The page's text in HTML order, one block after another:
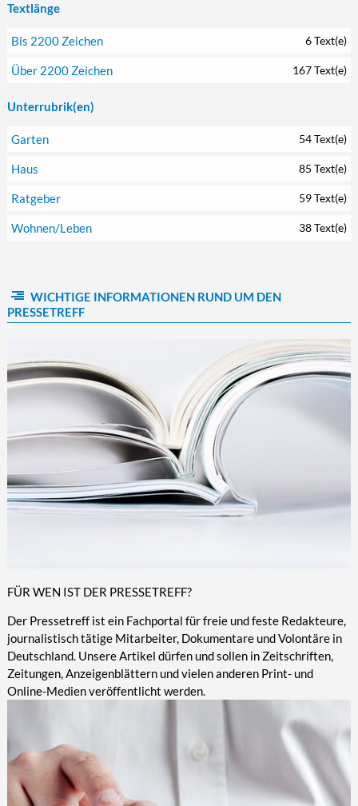
Textlänge
Bis 2200 Zeichen 6 Text(e)
Über 2200 Zeichen 167 Text(e)
Unterrubrik(en)
Garten 54 Text(e)
Haus 85 Text(e)
Ratgeber 59 Text(e)
Wohnen/Leben 38 Text(e)
WICHTIGE INFORMATIONEN RUND UM DEN
PRESSETREFF
FÜR WEN IST DER PRESSETREFF?
Der Pressetreff ist ein Fachportal für freie und feste Redakteure,
journalistisch tätige Mitarbeiter, Dokumentare und Volontäre in
Deutschland. Unsere Artikel dürfen und sollen in Zeitschriften,
Zeitungen, Anzeigenblättern und vielen anderen Print- und
Online-Medien veröffentlicht werden.